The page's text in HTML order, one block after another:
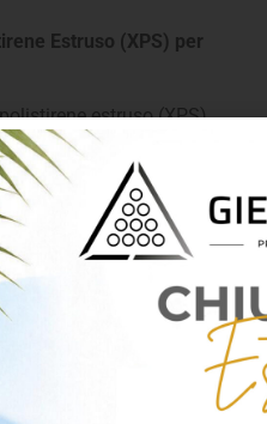
Estruso (XPS) per
estruso (XPS)
meccanica e
offre un isolamento stabile
edilizia residenziale,
di tetti, pavimenti,
efficienza energetica e
struttura a celle chiuse,